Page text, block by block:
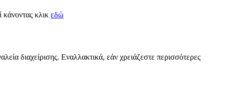
κάνοντας κλικ εδώ
διαχείρισης. Εναλλακτικά, εάν χρειάζεστε περισσότερες